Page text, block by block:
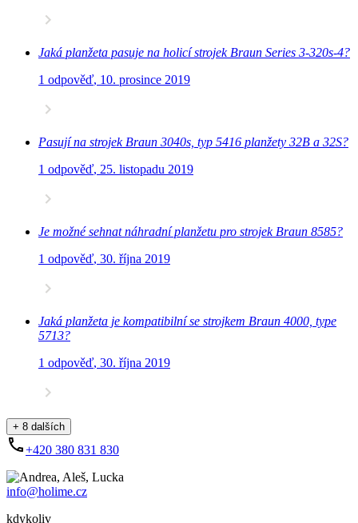
Jaká planžeta pasuje na holicí strojek Braun Series 3-320s-4?
1 odpověď, 10. prosince 2019
Pasují na strojek Braun 3040s, typ 5416 planžety 32B a 32S?
1 odpověď, 25. listopadu 2019
Je možné sehnat náhradní planžetu pro strojek Braun 8585?
1 odpověď, 30. října 2019
Jaká planžeta je kompatibilní se strojkem Braun 4000, type
5713?
1 odpověď, 30. října 2019
+ 8 dalších
+420 380 831 830
info@holime.cz
kdykoliv